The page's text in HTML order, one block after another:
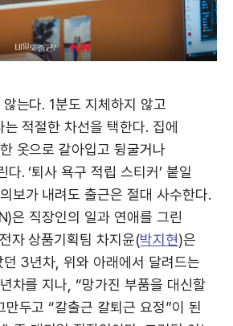
는다. 1분도 지체하지 않고
는 적절한 차선을 택한다. 집에
옷으로 갈아입고 뒹굴거나
. ‘퇴사 욕구 적립 스티커’ 붙일
보가 내려도 출근은 절대 사수한다.
은 직장인의 일과 연애를 그린
자 상품기획팀 차지윤(박지현)은
3년차, 위와 아래에서 달려드는
차를 지나, “망가진 부품을 대신할
만두고 “칼출근 칼퇴근 요정”이 된